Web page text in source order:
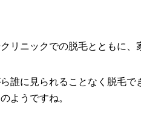
リニックでの脱毛とともに、
誰に見られることなく脱毛
ようですね。